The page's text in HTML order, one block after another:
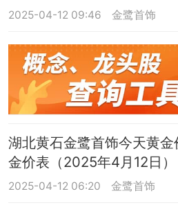
2025-04-12 09:46 金鹭首饰
湖北黄石金鹭首饰今天黄金
金价表（2025年4月12日）
2025-04-12 06:20 金鹭首饰